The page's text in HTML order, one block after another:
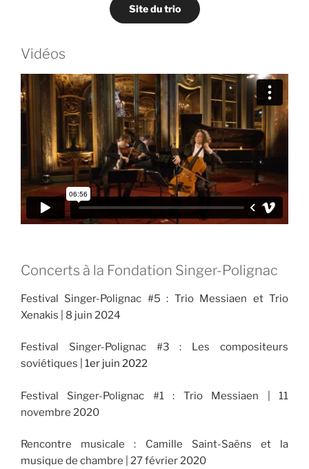
Site du trio
Vidéos
Concerts à la Fondation Singer-Polignac
Festival Singer-Polignac #5 : Trio Messiaen et Trio
Xenakis | 8 juin 2024
Festival Singer-Polignac #3 : Les compositeurs
soviétiques
1er juin 2022
Festival Singer-Polignac #1 : Trio Messiaen | 11
novembre 2020
Rencontre musicale : Camille Saint-Saëns et la
musique de chambre | 27 février 2020